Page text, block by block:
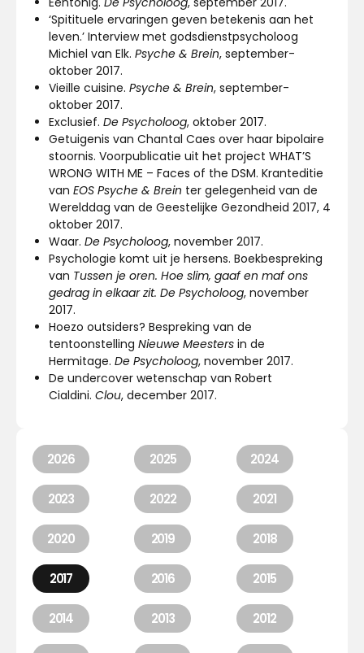
‘Spitituele ervaringen geven betekenis aan het
leven.’ Interview met godsdienstpsycholoog
Michiel van Elk. Psyche & Brein, september-
oktober 2017.
Vieille cuisine. Psyche & Brein, september-
oktober 2017.
Exclusief. De Psycholoog, oktober 2017.
Getuigenis van Chantal Caes over haar bipolaire
stoornis. Voorpublicatie uit het project WHAT’S
WRONG WITH ME – Faces of the DSM. Kranteditie
van EOS Psyche & Brein ter gelegenheid van de
Werelddag van de Geestelijke Gezondheid 2017, 4
oktober 2017.
Waar. De Psycholoog, november 2017.
Psychologie komt uit je hersens. Boekbespreking
van Tussen je oren. Hoe slim, gaaf en maf ons
gedrag in elkaar zit. De Psycholoog, november
2017.
Hoezo outsiders? Bespreking van de
tentoonstelling Nieuwe Meesters in de
Hermitage. De Psycholoog, november 2017.
De undercover wetenschap van Robert
Cialdini. Clou, december 2017.
2026 2025 2024
2023 2022 2021
2020 2019 2018
2017 2016 2015
2014 2013 2012